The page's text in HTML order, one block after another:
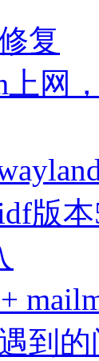
复
上网
版
到